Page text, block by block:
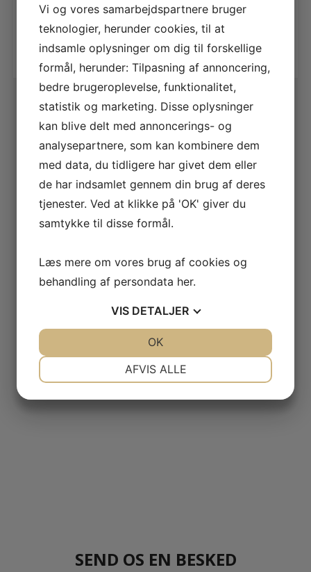
Tilføj til kurv
SEND OS EN BESKED
Vi og vores samarbejdspartnere bruger
teknologier, herunder cookies, til at
indsamle oplysninger om dig til forskellige
formål, herunder: Tilpasning af annoncering,
bedre brugeroplevelse, funktionalitet,
statistik og marketing. Disse oplysninger
kan blive delt med annoncerings- og
analysepartnere, som kan kombinere dem
med data, du tidligere har givet dem eller
de har indsamlet gennem din brug af deres
tjenester. Ved at klikke på 'OK' giver du
samtykke til disse formål.
Læs mere om vores brug af cookies og
behandling af persondata her.
VIS DETALJER
AFVIS ALLE
OK